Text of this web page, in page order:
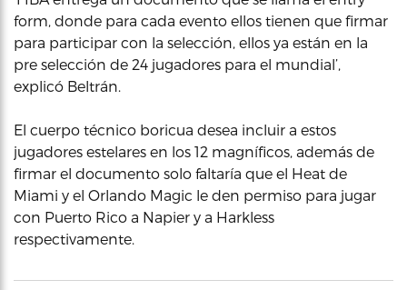
form, donde para cada evento ellos tienen que firmar
para participar con la selección, ellos ya están en la
pre selección de 24 jugadores para el mundial’,
explicó Beltrán.
El cuerpo técnico boricua desea incluir a estos
jugadores estelares en los 12 magníficos, además de
firmar el documento solo faltaría que el Heat de
Miami y el Orlando Magic le den permiso para jugar
con Puerto Rico a Napier y a Harkless
respectivamente.